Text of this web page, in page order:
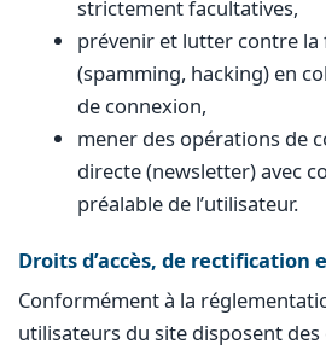
strictement facultatives,
prévenir et lutter contre
(spamming, hacking) en
de connexion,
mener des opérations de
directe (newsletter) avec
préalable de l’utilisateur.
Droits d’accès, de rectification
Conformément à la
utilisateurs du site disposent